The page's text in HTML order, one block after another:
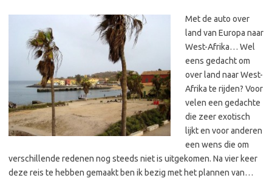
Met de auto over
land van Europa naar
West-Afrika… Wel
eens gedacht om
over land naar West-
Afrika te rijden? Voor
velen een gedachte
die zeer exotisch
lijkt en voor anderen
een wens die om
verschillende redenen nog steeds niet is uitgekomen. Na vier keer
deze reis te hebben gemaakt ben ik bezig met het plannen van…